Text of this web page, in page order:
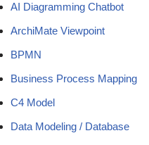
AI Diagramming Chatbot
ArchiMate Viewpoint
BPMN
Business Process Mapping
C4 Model
Data Modeling / Database